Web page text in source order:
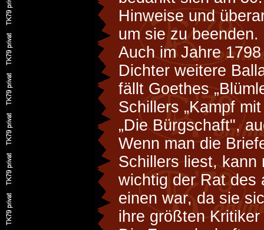
Hinweise und
um sie zu beenden.
Auch im Jahre
Dichter weitere
fällt Goethes
Schillers „Kampf
„Die Bürgschaft",
Wenn man die
Schillers liest, kann
wichtig der Rat des
einen war, da sie
ihre größten